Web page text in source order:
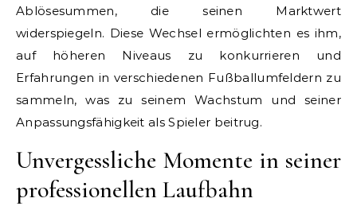
Ablösesummen, die seinen Marktwert
widerspiegeln. Diese Wechsel ermöglichten es ihm,
auf höheren Niveaus zu konkurrieren und
Erfahrungen in verschiedenen Fußballumfeldern zu
sammeln, was zu seinem Wachstum und seiner
Anpassungsfähigkeit als Spieler beitrug.
Unvergessliche Momente in seiner
professionellen Laufbahn